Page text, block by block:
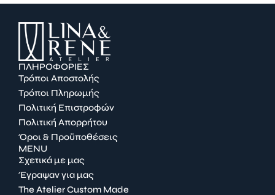
ΠΛΗΡΟΦΟΡΙΕΣ
Τρόποι Αποστολής
Τρόποι Πληρωμής
Πολιτική Επιστροφών
Πολιτική Απορρήτου
Όροι & Προϋποθέσεις
MENU
Σχετικά με μας
Έγραψαν για μας
The Atelier Custom Made